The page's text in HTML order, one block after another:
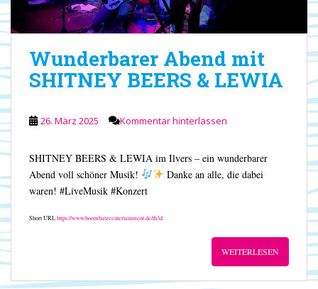
Wunderbarer Abend mit
SHITNEY BEERS & LEWIA
26. März 2025 Kommentar hinterlassen
SHITNEY BEERS & LEWIA im Ilvers – ein wunderbarer
Abend voll schöner Musik!
Danke an alle, die dabei
waren! #LiveMusik #Konzert
Short URLhttps://www.boombatzeentertainment.de/th3d
WEITERLESEN